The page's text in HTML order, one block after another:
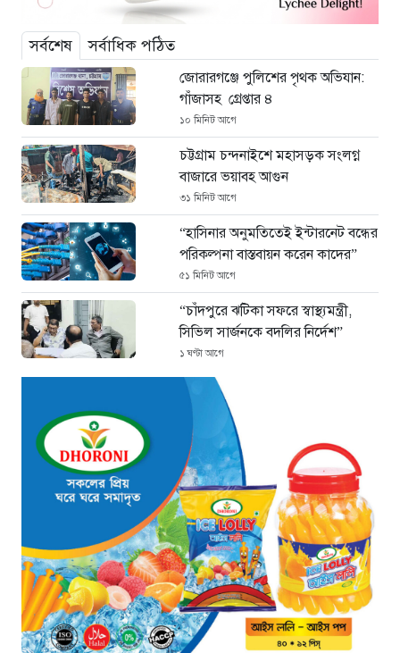
সর্বশেষ সর্বাধিক পঠিত
জোরারগঞ্জে পুলিশের পৃথক অভিযান:
গাঁজাসহ গ্রেপ্তার ৪
১০ মিনিট আগে
চট্টগ্রাম চন্দনাইশে মহাসড়ক সংলগ্ন
বাজারে ভয়াবহ আগুন
৩১ মিনিট আগে
“হাসিনার অনুমতিতেই ইন্টারনেট বন্ধের
পরিকল্পনা বাস্তবায়ন করেন কাদের”
৫১ মিনিট আগে
“চাঁদপুরে ঝটিকা সফরে স্বাস্থ্যমন্ত্রী,
সিভিল সার্জনকে বদলির নির্দেশ”
১ ঘণ্টা আগে
“রাষ্ট্রপতি পদ: ইসি থেকে বিএনপির দুটি
মনোনয়নপত্র সংগ্রহ”
২ ঘণ্টা আগে
যুক্তরাষ্ট্রের সামনে ইরানের ৬ শর্ত:
তবেই খুলবে হরমুজ প্রণালি
২ ঘণ্টা আগে
মহাস্থানগড়ে নির্মাণে স্থিতাবস্থা বজায়
রাখার নির্দেশ, আপিলের অনুমতি পেল
সরকার
৩ ঘণ্টা আগে
কক্সবাজারের মাতারবাড়ি বিদ্যুৎ প্রকল্প